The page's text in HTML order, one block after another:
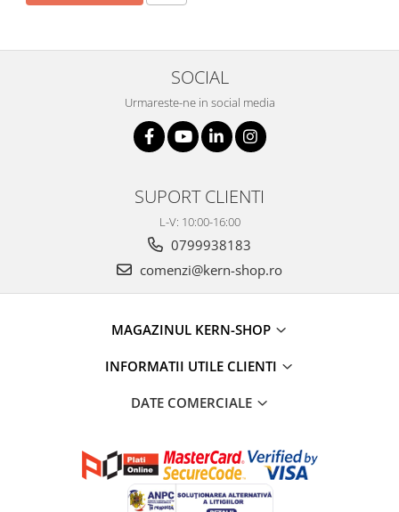
SOCIAL
Urmareste-ne in social media
SUPORT CLIENTI
L-V: 10:00-16:00
0799938183
comenzi@kern-shop.ro
MAGAZINUL KERN-SHOP
INFORMATII UTILE CLIENTI
DATE COMERCIALE